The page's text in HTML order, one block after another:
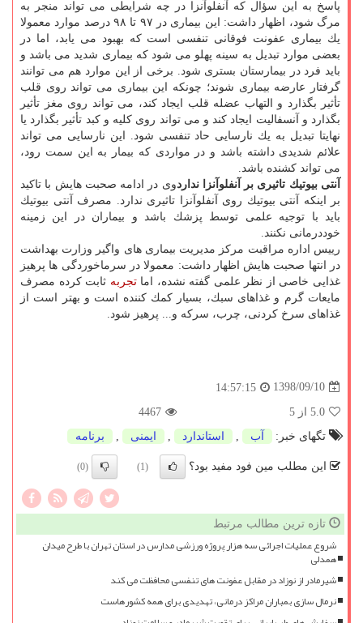
پاسخ به این سؤال كه آنفلوآنزا در چه شرایطی می تواند منجر به
مرگ شود، اظهار داشت: این بیماری در ۹۷ تا ۹۸ درصد موارد معمولا
یك بیماری عفونت فوقانی تنفسی است كه بهبود می یابد، اما در
بعضی موارد تبدیل به سینه پهلو می شود كه بیماری شدید می باشد و
باید فرد در بیمارستان بستری شود. برخی از این موارد هم می توانند
گرفتار عارضه بیماری شوند؛ چونكه این بیماری می تواند روی قلب
تأثیر بگذارد و التهاب عضله قلب ایجاد كند، می تواند روی مغز تأثیر
بگذارد و آنسفالیت ایجاد كند و می تواند روی كلیه و كبد تأثیر بگذارد یا
نهایتا تبدیل به یك نارسایی حاد تنفسی شود. این نارسایی می تواند
علائم شدیدی داشته باشد و در مواردی كه بیمار به این سمت رود،
می تواند كشنده باشد.
آنتی بیوتیك تاثیری بر آنفلوآنزا نداردوی در ادامه صحبت هایش با تاكید
بر اینكه آنتی بیوتیك روی آنفلوآنزا تاثیری ندارد. مصرف آنتی بیوتیك
باید با توجیه علمی توسط پزشك باشد و بیماران در این زمینه
خوددرمانی نكنند.
رییس اداره مراقبت مركز مدیریت بیماری های واگیر وزارت بهداشت
در انتها صحبت هایش اظهار داشت: معمولا در سرماخوردگی ها پرهیز
غذایی خاصی از نظر علمی گفته نشده، اماتجربه ثابت كرده مصرف
مایعات گرم و غذاهای سبك، بسیار كمك كننده است و بهتر است از
غذاهای سرخ كردنی، چرب، سركه و... پرهیز شود.
1398/09/10
14:57:15
5.0 از 5
4467
تگهای خبر:
آب استاندارد ایمنی برنامه
این مطلب مین فود مفید بود؟ (1)
(0)
تازه ترین مطالب مرتبط
شروع عملیات اجرائی سه هزار پروژه ورزشی مدارس در استان تهران با طرح میدان
همدلی
شیرمادر از نوزاد در مقابل عفونت های تنفسی محافظت می کند
نرمال سازی بمباران مراکز درمانی، تهدیدی برای همه کشورهاست